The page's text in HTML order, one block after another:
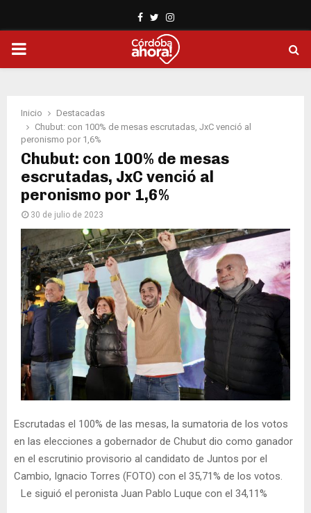
Facebook
TwitterInstagram
PRIMARY
Inicio
Destacadas
Chubut: con 100% de mesas escrutadas, JxC venció al
peronismo por 1,6%
Chubut: con 100% de mesas
escrutadas, JxC venció al
peronismo por 1,6%
30 de julio de 2023
Escrutadas el 100% de las mesas, la sumatoria de los votos
en las elecciones a gobernador de Chubut dio como ganador
en el escrutinio provisorio al candidato de Juntos por el
Cambio, Ignacio Torres (FOTO) con el 35,71% de los votos.
Le siguió el peronista Juan Pablo Luque con el 34,11%